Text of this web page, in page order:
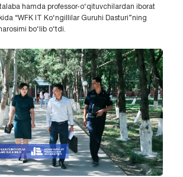
hamda professor-o‘qituvchilardan iborat
“WFK IT Ko‘ngillilar Guruhi Dasturi”ning
bo‘lib o‘tdi.